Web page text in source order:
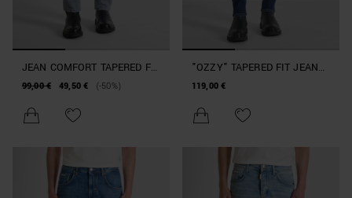
JEAN COMFORT TAPERED FIT
« KURT » EN DENIM
99,00 € 49,50 € (-50%)
"OZZY" TAPERED FIT JEANS
IN AUTHENTIC STRETCH
119,00 €